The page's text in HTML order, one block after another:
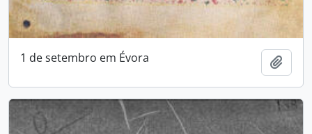
1 de setembro em Évora